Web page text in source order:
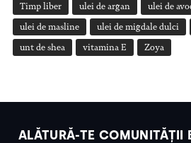
Timp liber ulei de argan ulei de
ulei de masline ulei de migdale dulci
unt de shea vitamina E Zoya
ALĂTURĂ-TE COMUNITĂȚII